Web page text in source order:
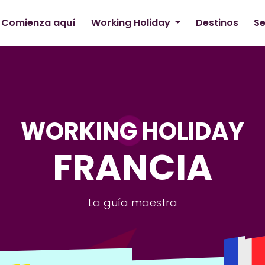
Comienza aquí Working Holiday Destinos
WORKING HOLIDAY
FRANCIA
La guía maestra